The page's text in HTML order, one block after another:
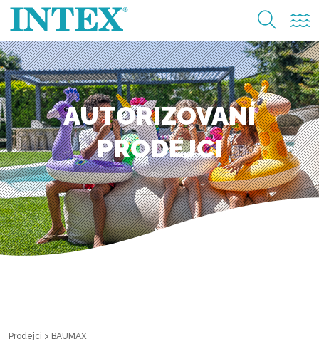
AUTORIZOVANÍ
PRODEJCI
Prodejci > BAUMAX